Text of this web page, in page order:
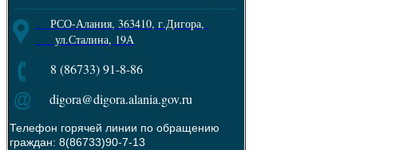
--------------------------------------------------------
РСО-Алания, 363410, г.Дигора,
ул.Сталина, 19А
8 (86733) 91-8-86
digora@digora.alania.gov.ru
Телефон горячей линии по обращению
граждан: 8(86733)90-7-13